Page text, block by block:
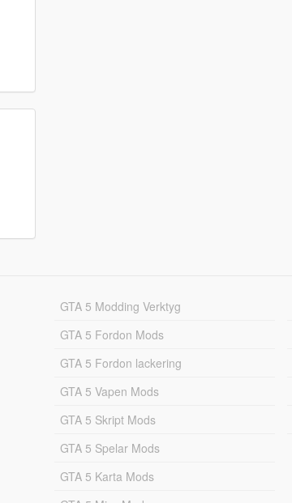
GTA 5 Modding Verktyg
GTA 5 Fordon Mods
GTA 5 Fordon lackering
GTA 5 Vapen Mods
GTA 5 Skript Mods
GTA 5 Spelar Mods
GTA 5 Karta Mods